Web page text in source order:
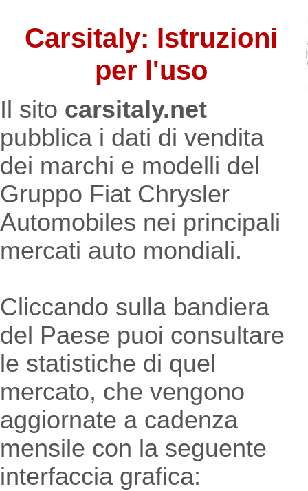
Carsitaly: Istruzioni
per l'uso
Il sito carsitaly.net
pubblica i dati di vendita
dei marchi e modelli del
Gruppo Fiat Chrysler
Automobiles nei principali
mercati auto mondiali.
Cliccando sulla bandiera
del Paese puoi consultare
le statistiche di quel
mercato, che vengono
aggiornate a cadenza
mensile con la seguente
interfaccia grafica: